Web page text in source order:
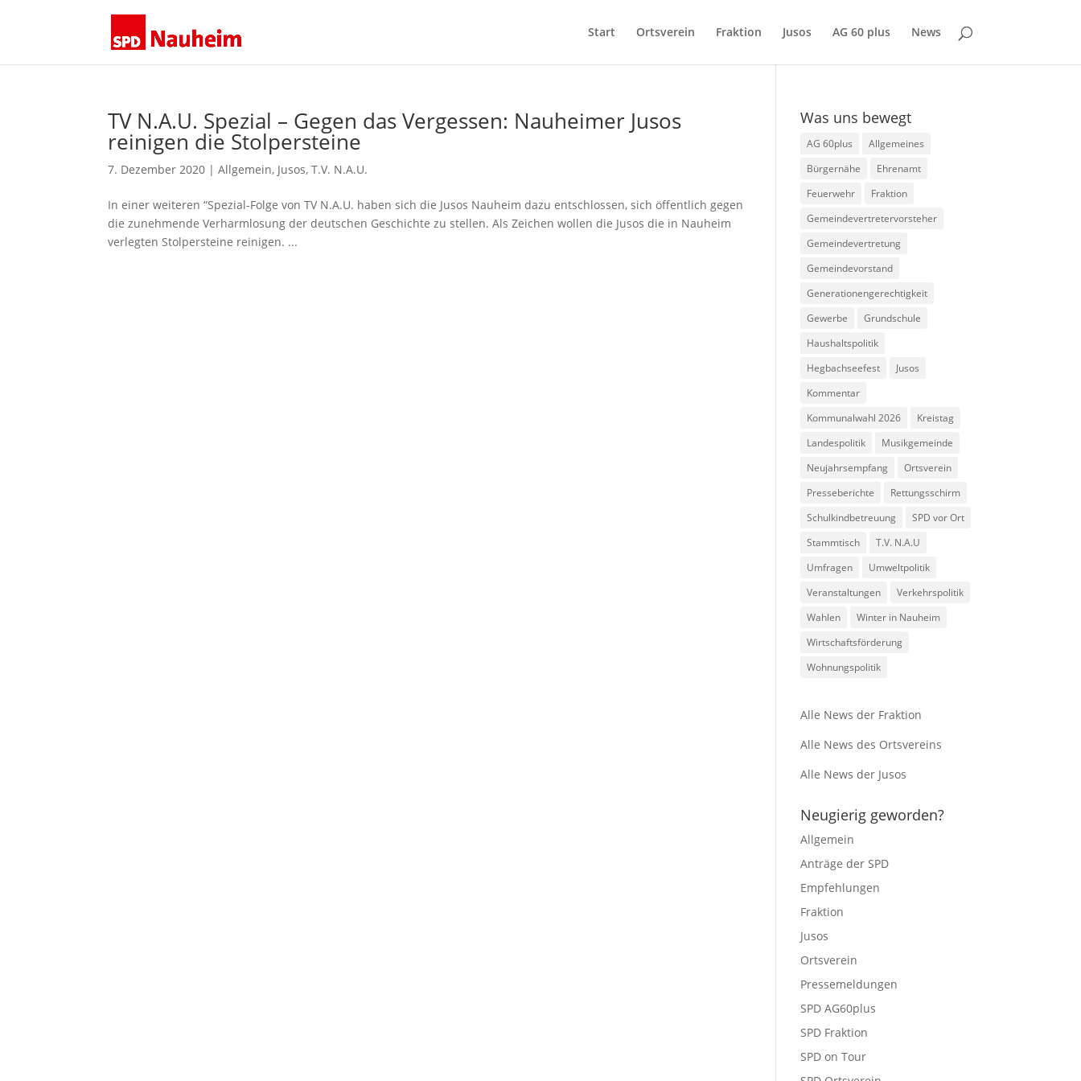
Start Ortsverein Fraktion Jusos AG 60 plus News
TV N.A.U. Spezial – Gegen das Vergessen: Nauheimer Jusos
reinigen die Stolpersteine
7. Dezember 2020 |Allgemein, Jusos,T.V. N.A.U.
In einer weiteren “Spezial-Folge von TV N.A.U. haben sich die Jusos Nauheim dazu entschlossen, sich öffentlich gegen
die zunehmende Verharmlosung der deutschen Geschichte zu stellen. Als Zeichen wollen die Jusos die in Nauheim
verlegten Stolpersteine reinigen. ...
Was uns bewegt
AG 60plus
Allgemeines
Bürgernähe
Ehrenamt
Feuerwehr
Fraktion
Gemeindevertretervorsteher
Gemeindevertretung
Gemeindevorstand
Generationengerechtigkeit
Gewerbe
Grundschule
Haushaltspolitik
Hegbachseefest
Jusos
Kommentar
Kommunalwahl 2026
Kreistag
Landespolitik
Musikgemeinde
Neujahrsempfang
Ortsverein
Presseberichte
Rettungsschirm
Schulkindbetreuung
SPD vor Ort
Stammtisch
T.V. N.A.U
Umfragen
Umweltpolitik
Veranstaltungen
Verkehrspolitik
Wahlen
Winter in Nauheim
Wirtschaftsförderung
Wohnungspolitik
Alle News der Fraktion
Alle News des Ortsvereins
Alle News der Jusos
Neugierig geworden?
Allgemein
Anträge der SPD
Empfehlungen
Fraktion
Jusos
Ortsverein
Pressemeldungen
SPD AG60plus
SPD Fraktion
SPD on Tour